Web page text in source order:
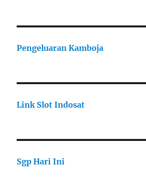
Pengeluaran Kamboja
Link Slot Indosat
Sgp Hari Ini